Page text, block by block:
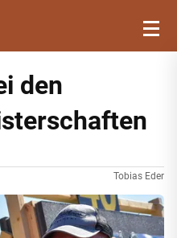
den
Tobias Eder